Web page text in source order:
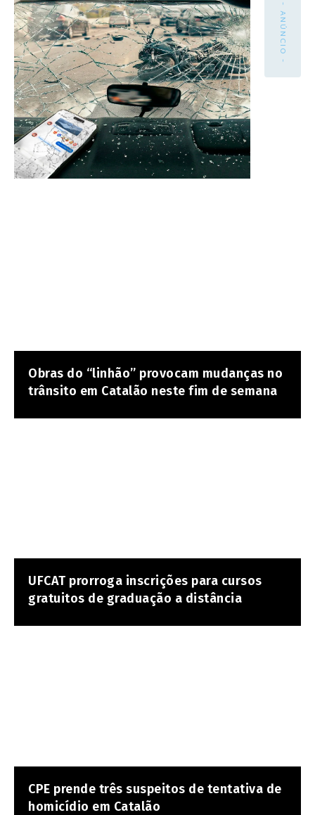
- ANÚNCIO -
Obras do “linhão” provocam mudanças no
trânsito em Catalão neste fim de semana
UFCAT prorroga inscrições para cursos
gratuitos de graduação a distância
CPE prende três suspeitos de tentativa de
homicídio em Catalão